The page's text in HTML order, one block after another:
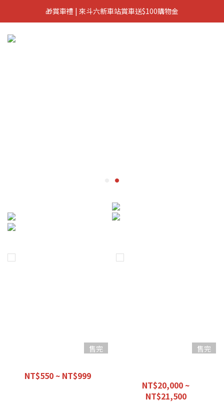
🎁 加入會員立即領100元購物金 🎁
🎁賞車禮 | 來斗六新車站賞車送$100購物金
售完
NT$550 ~ NT$999
售完
NT$20,000 ~
NT$21,500